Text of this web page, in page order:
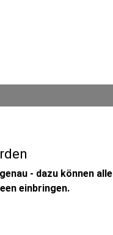
- dazu können alle
einbringen.